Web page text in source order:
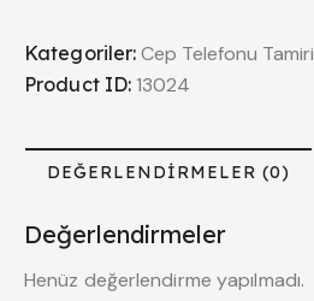
Kategoriler:Cep Telefonu Tamiri
Product ID: 13024
DEĞERLENDIRMELER (0)
Değerlendirmeler
Henüz değerlendirme yapılmadı.